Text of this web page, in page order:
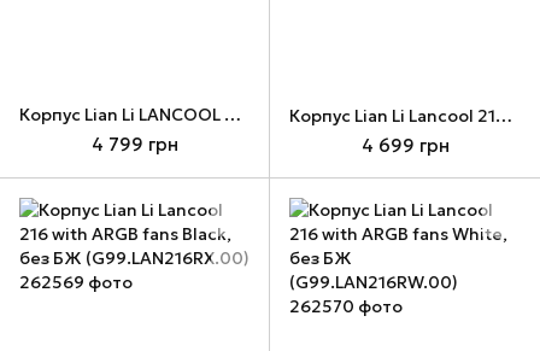
Корпус Lian Li LANCOOL 207, White (G99.LAN207RW.00)
4 799 грн
Корпус Lian Li Lancool 216 Black, Tower Chassis, без БЖ (G99.LAN216X.00)
4 699 грн